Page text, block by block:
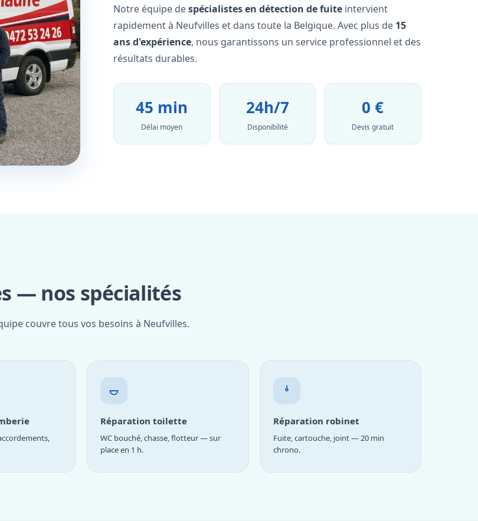
Notre équipe despécialistes en détection de fuite intervient
rapidement à Neufvilles et dans toute la Belgique. Avec plus de 15
ans d'expérience, nous garantissons un service professionnel et des
résultats durables.
45 min
Délai moyen
24h/7
Disponibilité
0 €
Devis gratuit
— nos spécialités
couvre tous vos besoins à Neufvilles.
Réparation toilette
WC bouché, chasse, flotteur — sur
place en 1 h.
Réparation robinet
Fuite, cartouche, joint — 20 min
chrono.